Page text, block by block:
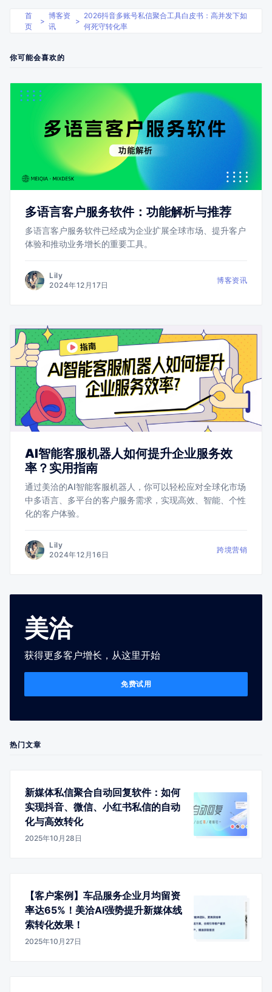
首
页
>
博客资
讯
>
2026抖音多账号私信聚合工具白皮书：高并发下如
何死守转化率
你可能会喜欢的
多语言客户服务软件：功能解析与推荐
多语言客户服务软件已经成为企业扩展全球市场、提升客户
体验和推动业务增长的重要工具。
Lily
2024年12月17日
博客资讯
AI智能客服机器人如何提升企业服务效
率？实用指南
通过美洽的AI智能客服机器人，你可以轻松应对全球化市场
中多语言、多平台的客户服务需求，实现高效、智能、个性
化的客户体验。
Lily
2024年12月16日
跨境营销
美洽
获得更多客户增长，从这里开始
免费试用
热门文章
新媒体私信聚合自动回复软件：如何
实现抖音、微信、小红书私信的自动
化与高效转化
2025年10月28日
【客户案例】车品服务企业月均留资
率达65%！美洽AI强势提升新媒体线
索转化效果！
2025年10月27日